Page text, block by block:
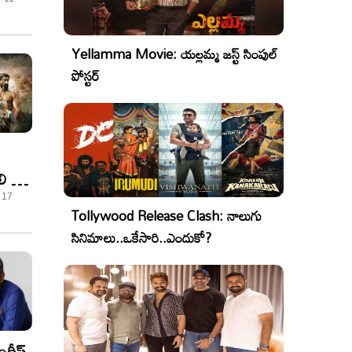
3
Yellamma Movie: యల్లమ్మ జస్ట్ సింపుల్
పోస్టర్
Tollywood Release Clash: నాలుగు
సినిమాలు..ఒకేసారి..ఎందుకో?